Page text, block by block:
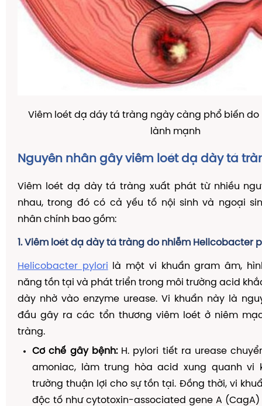
Viêm loét dạ dáy tá tràng ngày càng phổ biến do
lành mạnh
Nguyên nhân gây viêm loét dạ dày tá
Viêm loét dạ dày tá tràng xuất phát từ nhiều
nhau, trong đó có cả yếu tố nội sinh và ngoại
nhân chính bao gồm:
1. Viêm loét dạ dày tá tràng do nhiễm Helicobacter
Helicobacter pylori là một vi khuẩn gram âm,
năng tồn tại và phát triển trong môi trường acid
dày nhờ vào enzyme urease. Vi khuẩn này là
đầu gây ra các tổn thương viêm loét ở niêm
tràng.
Cơ chế gây bệnh:H. pylori tiết ra urease
amoniac, làm trung hòa acid xung quanh vi
trường thuận lợi cho sự tồn tại. Đồng thời, vi
độc tố như cytotoxin-associated gene A